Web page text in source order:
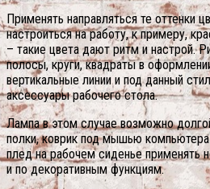
Применять направляться те оттенки
настроиться на работу, к примеру,
– такие цвета дают ритм и настрой.
полосы, круги, квадраты в
вертикальные линии и под данный
аксессуары рабочего стола.
Лампа в этом случае возможно
полки, коврик под мышью
плед на рабочем сиденье применять
и по декоративным функциям.